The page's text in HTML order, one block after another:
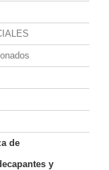
de
y